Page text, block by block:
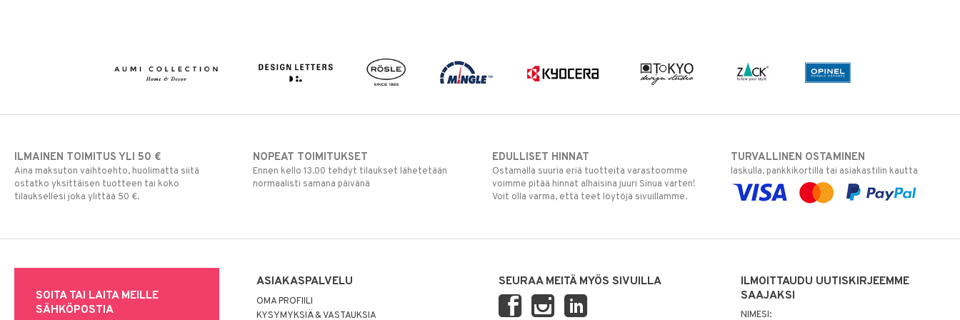
ILMAINEN TOIMITUS YLI 50 €
Aina maksuton vaihtoehto, huolimatta siitä
ostatko yksittäisen tuotteen tai koko
tilauksellesi joka ylittää 50 €.
NOPEAT TOIMITUKSET
Ennen kello 13.00 tehdyt tilaukset lähetetään
normaalisti samana päivänä
EDULLISET HINNAT
Ostamalla suuria eriä tuotteita varastoomme
voimme pitää hinnat alhaisina juuri Sinua varten!
Voit olla varma, että teet löytöjä sivuillamme.
TURVALLINEN OSTAMINEN
laskulla, pankkikortilla tai asiakastilin kautta
SOITA TAI LAITA MEILLE
SÄHKÖPOSTIA
ASIAKASPALVELU
OMA PROFIILI
KYSYMYKSIÄ & VASTAUKSIA
SEURAA MEITÄ MYÖS SIVUILLA
ILMOITTAUDU UUTISKIRJEEMME
SAAJAKSI
NIMESI: